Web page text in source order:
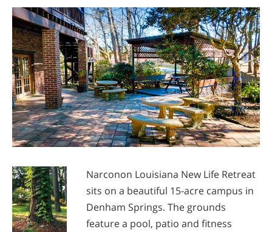
Narconon Louisiana New Life Retreat
sits on a beautiful 15-acre campus in
Denham Springs. The grounds
feature a pool, patio and fitness